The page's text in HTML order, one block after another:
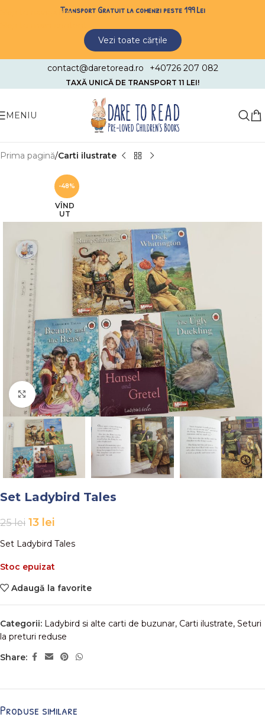
Skip to navigationTransport Gratuit la comenzi peste 199 Lei
Vezi toate cărțile
contact@daretoread.ro +40726 207 082
TAXĂ UNICĂ DE TRANSPORT 11 LEI!
MENIU
Prima pagină Carti ilustrate
-48%
VÎND
UT
Faceți click pentru a mări
Set Ladybird Tales
25lei 13 lei
Set Ladybird Tales
Stoc epuizat
Adaugă la favorite
Categorii: Ladybird si alte carti de buzunar, Carti ilustrate, Seturi
la preturi reduse
Share:
Produse similare